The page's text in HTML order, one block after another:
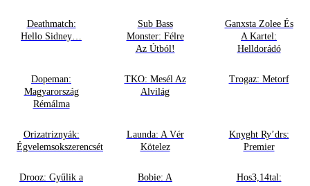
Deathmatch:
Hello Sidney…
Sub Bass
Monster: Félre
Az Útból!
Ganxsta Zolee És
A Kartel:
Helldorádó
Dopeman:
Magyarország
Rémálma
TKO: Mesél Az
Alvilág
Trogaz: Metorf
Orizatriznyák:
Égvelemsokszerencsét
Launda: A Vér
Kötelez
Knyght Ry’drs:
Premier
Drooz: Gyűlik a
Bobie: A
Hos3,14tal: